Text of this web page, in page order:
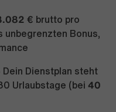
€ brutto pro
unbegrenzten Bonus,
Dein Dienstplan steht
Urlaubstage (bei 40